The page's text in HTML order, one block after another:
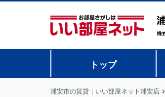
トップ
浦安市の賃貸｜いい部屋ネット浦安店